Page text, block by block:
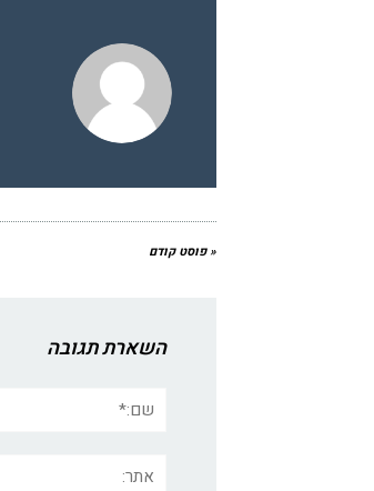
« פוסט קודם
השארת תגובה